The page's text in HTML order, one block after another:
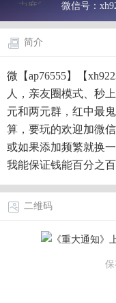
微信号：
简介
微【ap76555】【
人，亲友圈模式、秒
元和两元群，红中最
算，要玩的欢迎加微
或如果添加频繁就换
我能保证钱能百分之
二维码